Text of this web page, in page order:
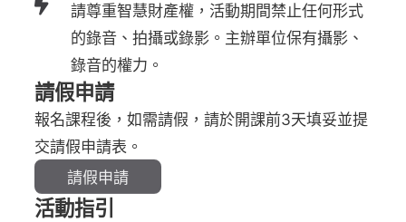
請尊重智慧財產權，活動期間禁止任何形式
的錄音、拍攝或錄影。主辦單位保有攝影、
錄音的權力。
請假申請
報名課程後，如需請假，請於開課前3天填妥並提
交請假申請表。
請假申請
活動指引